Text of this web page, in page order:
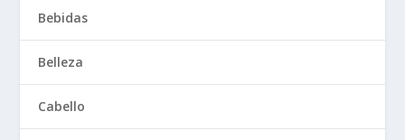
Bebidas
Belleza
Cabello